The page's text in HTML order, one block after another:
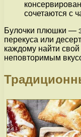
сочетаются с
Булочки плюшки —
перекуса или
каждому найти
неповторимым